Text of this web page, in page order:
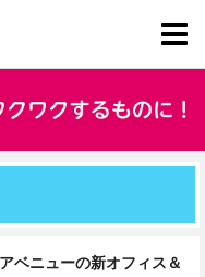
ベニューの新オフィス＆